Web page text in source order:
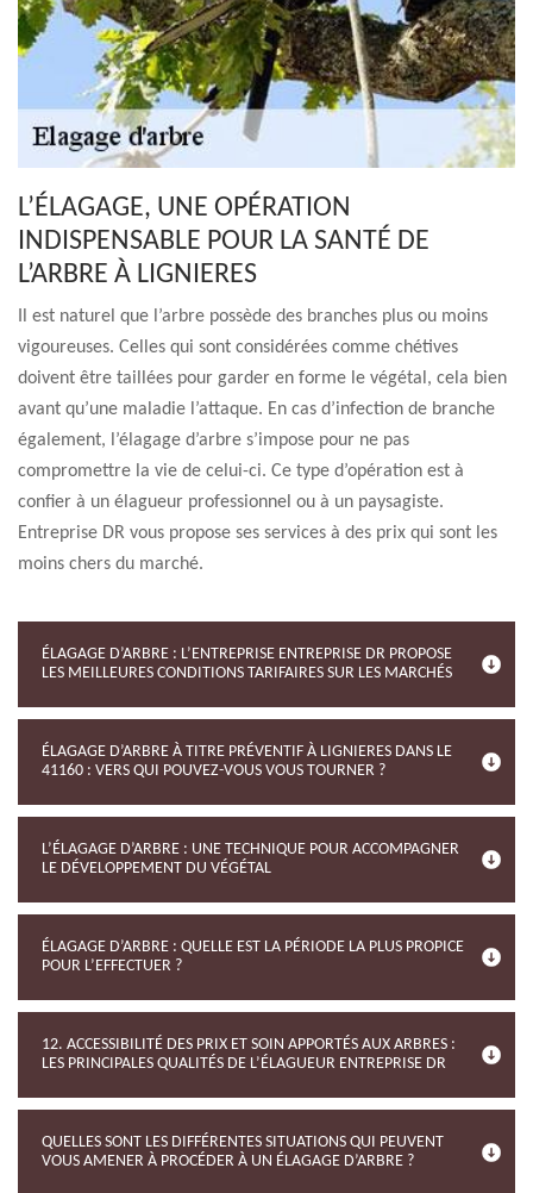
L’ÉLAGAGE, UNE OPÉRATION
INDISPENSABLE POUR LA SANTÉ DE
L’ARBRE À LIGNIERES
Il est naturel que l’arbre possède des branches plus ou moins
vigoureuses. Celles qui sont considérées comme chétives
doivent être taillées pour garder en forme le végétal, cela bien
avant qu’une maladie l’attaque. En cas d’infection de branche
également, l’élagage d’arbre s’impose pour ne pas
compromettre la vie de celui-ci. Ce type d’opération est à
confier à un élagueur professionnel ou à un paysagiste.
Entreprise DR vous propose ses services à des prix qui sont les
moins chers du marché.
ÉLAGAGE D’ARBRE : L’ENTREPRISE ENTREPRISE DR PROPOSE
LES MEILLEURES CONDITIONS TARIFAIRES SUR LES MARCHÉS
ÉLAGAGE D’ARBRE À TITRE PRÉVENTIF À LIGNIERES DANS LE
41160 : VERS QUI POUVEZ-VOUS VOUS TOURNER ?
L’ÉLAGAGE D’ARBRE : UNE TECHNIQUE POUR ACCOMPAGNER
LE DÉVELOPPEMENT DU VÉGÉTAL
ÉLAGAGE D’ARBRE : QUELLE EST LA PÉRIODE LA PLUS PROPICE
POUR L’EFFECTUER ?
12. ACCESSIBILITÉ DES PRIX ET SOIN APPORTÉS AUX ARBRES :
LES PRINCIPALES QUALITÉS DE L’ÉLAGUEUR ENTREPRISE DR
QUELLES SONT LES DIFFÉRENTES SITUATIONS QUI PEUVENT
VOUS AMENER À PROCÉDER À UN ÉLAGAGE D’ARBRE ?